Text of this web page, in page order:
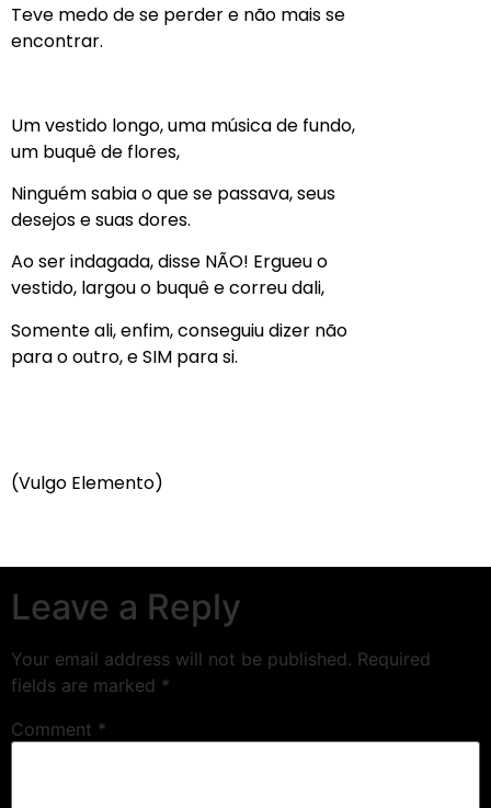
Teve medo de se perder e não mais se
encontrar.
Um vestido longo, uma música de fundo,
um buquê de flores,
Ninguém sabia o que se passava, seus
desejos e suas dores.
Ao ser indagada, disse NÃO! Ergueu o
vestido, largou o buquê e correu dali,
Somente ali, enfim, conseguiu dizer não
para o outro, e SIM para si.
(Vulgo Elemento)
Leave a Reply
Your email address will not be published. Required
fields are marked *
Comment *